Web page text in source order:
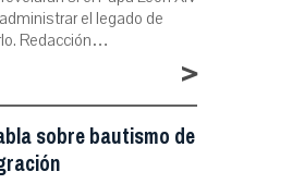
el legado de
Redacción…
>
sobre bautismo de